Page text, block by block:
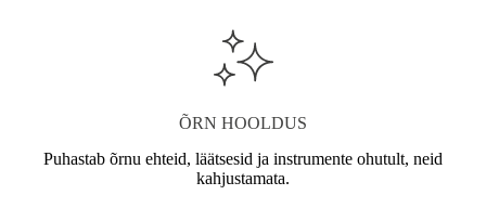
ÕRN HOOLDUS
Puhastab õrnu ehteid, läätsesid ja instrumente ohutult, neid
kahjustamata.